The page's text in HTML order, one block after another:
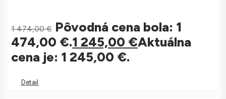
1 474,00€ Pôvodná cena bola: 1
474,00 €.1 245,00 €Aktuálna
cena je: 1 245,00 €.
Detail